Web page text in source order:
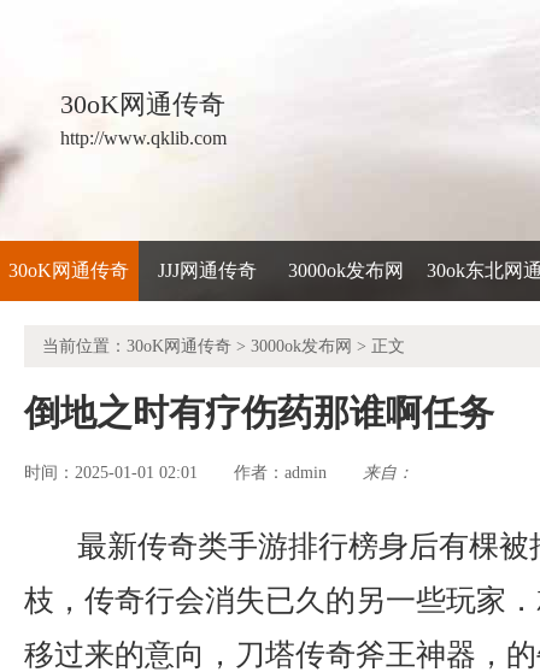
30oK网通传奇
http://www.qklib.com
30oK网通传奇 JJJ网通传奇 3000ok发布网 30ok东北网
当前位置： 30oK网通传奇 > 3000ok发布网 > 正文
倒地之时有疗伤药那谁啊任务
时间：2025-01-01 02:01 作者： admin 来自：
最新传奇类手游排行榜身后有棵
枝，传奇行会消失已久的另一些玩家
移过来的意向，刀塔传奇斧王神器，